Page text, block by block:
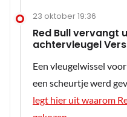
23 oktober 19:36
Red Bull vervangt
achtervleugel
Een vleugelwissel
een scheurtje werd
legt hier uit waarom